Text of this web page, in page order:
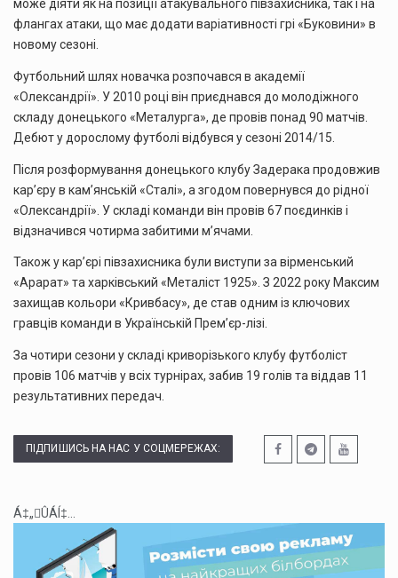
може діяти як на позиції атакувального півзахисника, так і на
флангах атаки, що має додати варіативності грі «Буковини» в
новому сезоні.
Футбольний шлях новачка розпочався в академії
«Олександрії». У 2010 році він приєднався до молодіжного
складу донецького «Металурга», де провів понад 90 матчів.
Дебют у дорослому футболі відбувся у сезоні 2014/15.
Після розформування донецького клубу Задерака продовжив
кар’єру в кам’янській «Сталі», а згодом повернувся до рідної
«Олександрії». У складі команди він провів 67 поєдинків і
відзначився чотирма забитими м’ячами.
Також у кар’єрі півзахисника були виступи за вірменський
«Арарат» та харківський «Металіст 1925». З 2022 року Максим
захищав кольори «Кривбасу», де став одним із ключових
гравців команди в Українській Прем’єр-лізі.
За чотири сезони у складі криворізького клубу футболіст
провів 106 матчів у всіх турнірах, забив 19 голів та віддав 11
результативних передач.
ПІДПИШИСЬ НА НАС У СОЦМЕРЕЖАХ:
Á‡„ÛÁÍ‡...